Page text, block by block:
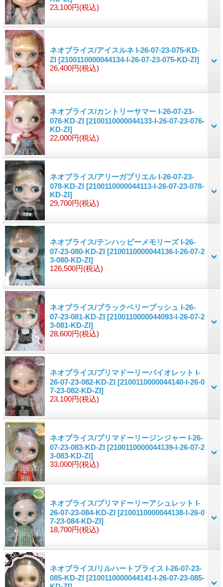
23,100円(税込)
ネオブライス/アイスルネ I-26-07-23-075-KD-
ZI [2100110000044134-I-26-07-23-075-KD-ZI]
26,400円(税込)
ネオブライス/カントリーサマー I-26-07-23-
076-KD-ZI [2100110000044133-I-26-07-23-076-
KD-ZI]
22,000円(税込)
ネオブライス/アリーガブリエル I-26-07-23-
078-KD-ZI [2100110000044113-I-26-07-23-078-
KD-ZI]
29,700円(税込)
ネオブライス/テンハッピーメモリーズ I-26-
07-23-080-KD-ZI [2100110000044136-I-26-07-2
3-080-KD-ZI]
126,500円(税込)
ネオブライス/ブラックベリーブッシュ I-26-
07-23-081-KD-ZI [2100110000044093-I-26-07-2
3-081-KD-ZI]
28,600円(税込)
ネオブライス/プリマドーリーバイオレット I-
26-07-23-082-KD-ZI [2100110000044140-I-26-0
7-23-082-KD-ZI]
23,100円(税込)
ネオブライス/プリマドーリージンジャー I-26-
07-23-083-KD-ZI [2100110000044139-I-26-07-2
3-083-KD-ZI]
33,000円(税込)
ネオブライス/プリマドーリーアシュレット I-
26-07-23-084-KD-ZI [2100110000044138-I-26-0
7-23-084-KD-ZI]
18,700円(税込)
ネオブライス/リルハートブライス I-26-07-23-
085-KD-ZI [2100110000044141-I-26-07-23-085-